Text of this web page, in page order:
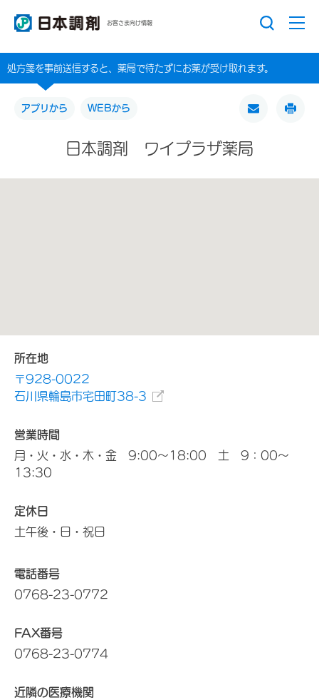
お客さま向け情報
処方箋を事前送信すると、薬局で待たずにお薬が受け取れます。
アプリから WEBから
日本調剤 ワイプラザ薬局
所在地
〒928-0022
石川県輪島市宅田町38-3
営業時間
月・火・水・木・金 9:00～18:00 土 9：00～
13:30
定休日
土午後・日・祝日
電話番号
0768-23-0772
FAX番号
0768-23-0774
近隣の医療機関